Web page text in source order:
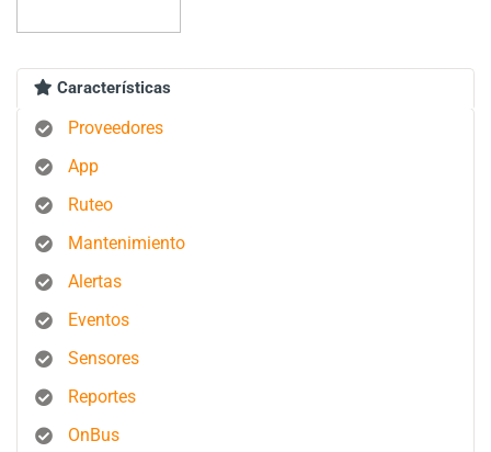
Características
Proveedores
App
Ruteo
Mantenimiento
Alertas
Eventos
Sensores
Reportes
OnBus